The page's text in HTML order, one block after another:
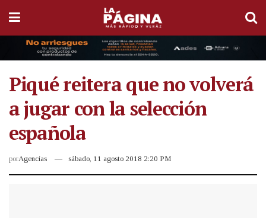
Piqué reitera que no volverá
a jugar con la selección
española
porAgencias sábado, 11 agosto 2018 2:20 PM